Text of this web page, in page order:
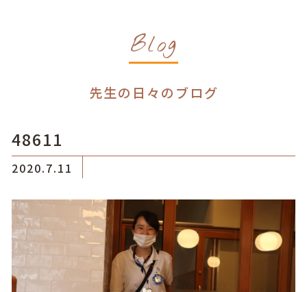
Blog
先生の日々のブログ
48611
2020.7.11